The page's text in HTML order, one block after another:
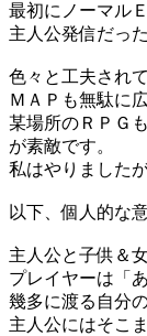
最初にノーマル
主人公発信だっ
色々と工夫され
ＭＡＰも無駄に
某場所のＲＰＧ
が素敵です。
私はやりました
以下、個人的な
主人公と子供＆
プレイヤーは「
幾多に渡る自分
主人公にはそこ